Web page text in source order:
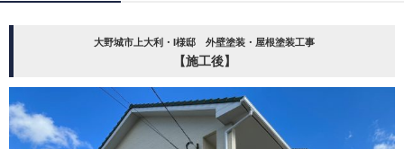
大野城市上大利・I様邸 外壁塗装・屋根塗装工事
【施工後】